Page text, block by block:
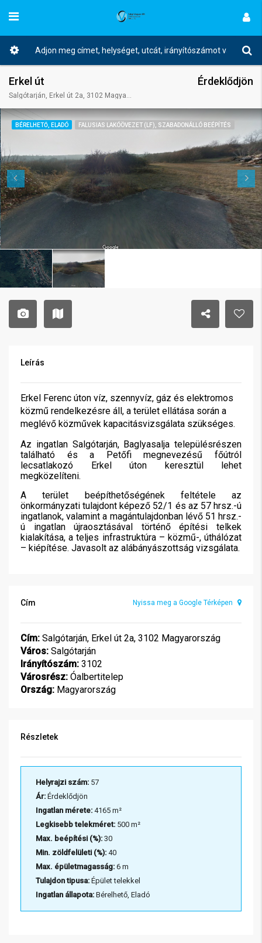
Erkel út
Salgótarján, Erkel út 2a, 3102 Magyarország
Érdeklődjön
BÉRELHETŐ, ELADÓ FALUSIAS LAKÓÖVEZET (LF), SZABADONÁLLÓ BEÉPÍTÉS
Leírás
Erkel Ferenc úton víz, szennyvíz, gáz és elektromos
közmű rendelkezésre áll, a terület ellátása során a
meglévő közművek kapacitásvizsgálata szükséges.
Az ingatlan Salgótarján, Baglyasalja településrészen
található és a Petőfi megnevezésű főútról
lecsatlakozó Erkel úton keresztül lehet
megközelíteni.
A terület beépíthetőségének feltétele az
önkormányzati tulajdont képező 52/1 és az 57 hrsz.-ú
ingatlanok, valamint a magántulajdonban lévő 51 hrsz.-
ú ingatlan újraosztásával történő építési telkek
kialakítása, a teljes infrastruktúra – közmű-, úthálózat
– kiépítése. Javasolt az alábányászottság vizsgálata.
Cím Nyissa meg a Google Térképen
Cím: Salgótarján, Erkel út 2a, 3102 Magyarország
Város: Salgótarján
Irányítószám: 3102
Városrész: Óalbertitelep
Ország: Magyarország
Részletek
Helyrajzi szám: 57
Ár: Érdeklődjön
Ingatlan mérete: 4165 m²
Legkisebb telekméret: 500 m²
Max. beépítési (%): 30
Min. zöldfelületi (%): 40
Max. épületmagasság: 6 m
Tulajdon tipusa: Épület telekkel
Ingatlan állapota: Bérelhető, Eladó